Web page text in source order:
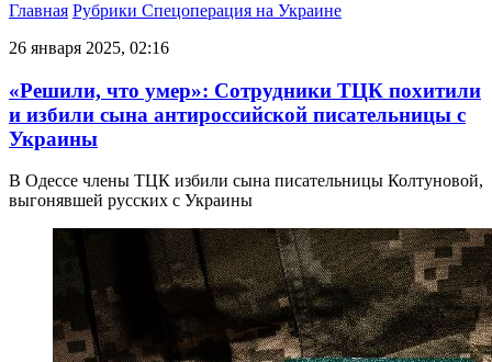
Главная Рубрики Спецоперация на Украине
26 января 2025, 02:16
«Решили, что умер»: Сотрудники ТЦК похитили
и избили сына антироссийской писательницы с
Украины
В Одессе члены ТЦК избили сына писательницы Колтуновой,
выгонявшей русских с Украины